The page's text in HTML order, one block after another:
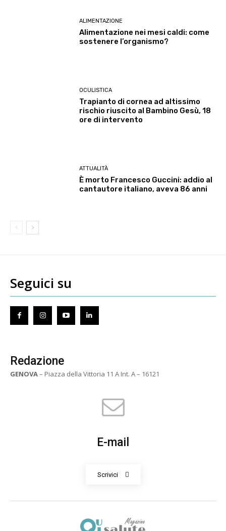
ALIMENTAZIONE
Alimentazione nei mesi caldi: come
sostenere l’organismo?
OCULISTICA
Trapianto di cornea ad altissimo
rischio riuscito al Bambino Gesù, 18
ore di intervento
ATTUALITÀ
È morto Francesco Guccini: addio al
cantautore italiano, aveva 86 anni
Seguici su
Redazione
GENOVA– Piazza della Vittoria 11 A Int. A – 16121
E-mail
Scrivici